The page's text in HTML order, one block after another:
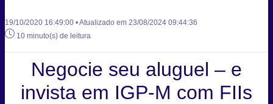
19/10/2020 16:49:00 • Atualizado em 23/08/2024 09:44:36
10 minuto(s) de leitura
Negocie seu aluguel – e
invista em IGP-M com FIIs